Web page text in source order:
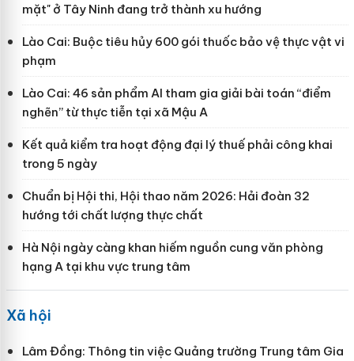
mặt" ở Tây Ninh đang trở thành xu hướng
Lào Cai: Buộc tiêu hủy 600 gói thuốc bảo vệ thực vật vi
phạm
Lào Cai: 46 sản phẩm AI tham gia giải bài toán “điểm
nghẽn” từ thực tiễn tại xã Mậu A
Kết quả kiểm tra hoạt động đại lý thuế phải công khai
trong 5 ngày
Chuẩn bị Hội thi, Hội thao năm 2026: Hải đoàn 32
hướng tới chất lượng thực chất
Hà Nội ngày càng khan hiếm nguồn cung văn phòng
hạng A tại khu vực trung tâm
Xã hội
Lâm Đồng: Thông tin việc Quảng trường Trung tâm Gia